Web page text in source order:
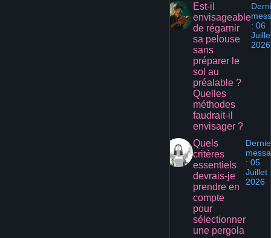
Est-il
envisageable
de régarnir
sa pelouse
sans
préparer le
sol au
préalable ?
Quelles
méthodes
faudrait-il
envisager ?
: 06
2026
Quels
critères
essentiels
devrais-je
prendre en
compte
pour
sélectionner
une pergola
: 05
Juillet
2026